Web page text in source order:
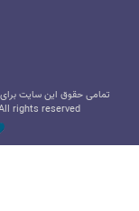
تمامی حقوق این سایت
rights reserved